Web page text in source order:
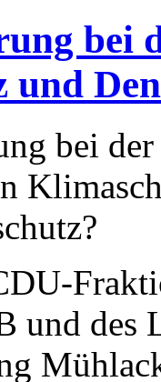
bei
und
und des